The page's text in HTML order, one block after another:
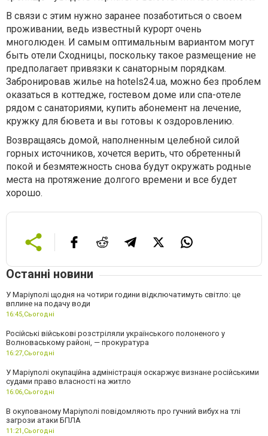
В связи с этим нужно заранее позаботиться о своем
проживании, ведь известный курорт очень
многолюден. И самым оптимальным вариантом могут
быть отели Сходницы, поскольку такое размещение не
предполагает привязки к санаторным порядкам.
Забронировав жилье на hotels24.ua, можно без проблем
оказаться в коттедже, гостевом доме или спа-отеле
рядом с санаториями, купить абонемент на лечение,
кружку для бювета и вы готовы к оздоровлению.
Возвращаясь домой, наполненным целебной силой
горных источников, хочется верить, что обретенный
покой и безмятежность снова будут окружать родные
места на протяжение долгого времени и все будет
хорошо.
Останні новини
У Маріуполі щодня на чотири години відключатимуть світло: це
вплине на подачу води
16:45,Сьогодні
Російські військові розстріляли українського полоненого у
Волноваському районі, — прокуратура
16:27,Сьогодні
У Маріуполі окупаційна адміністрація оскаржує визнане російськими
судами право власності на житло
16:06,Сьогодні
В окупованому Маріуполі повідомляють про гучний вибух на тлі
загрози атаки БПЛА
11:21,Сьогодні